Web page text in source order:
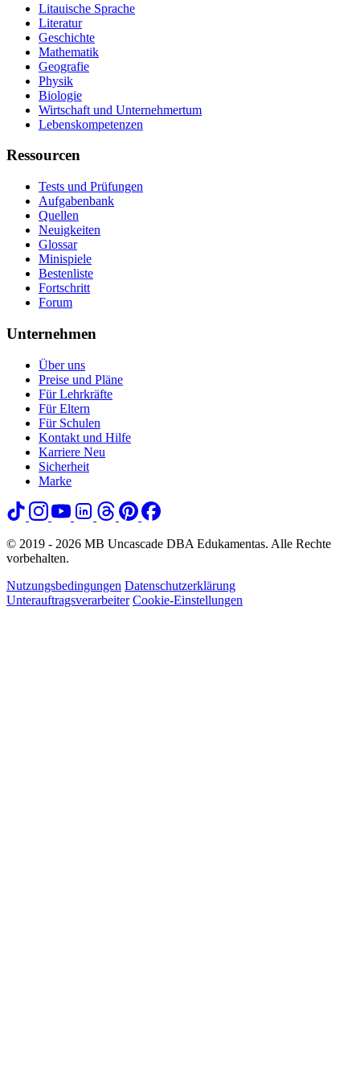
Litauische Sprache
Literatur
Geschichte
Mathematik
Geografie
Physik
Biologie
Wirtschaft und Unternehmertum
Lebenskompetenzen
Ressourcen
Tests und Prüfungen
Aufgabenbank
Quellen
Neuigkeiten
Glossar
Minispiele
Bestenliste
Fortschritt
Forum
Unternehmen
Über uns
Preise und Pläne
Für Lehrkräfte
Für Eltern
Für Schulen
Kontakt und Hilfe
Karriere Neu
Sicherheit
Marke
© 2019 - 2026 MB Uncascade DBA Edukamentas. Alle Rechte
vorbehalten.
Nutzungsbedingungen Datenschutzerklärung
Unterauftragsverarbeiter Cookie-Einstellungen